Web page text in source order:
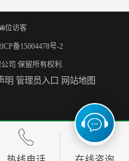
生产的醇分塔用UYB-40B电容式液位变送器
位访客
备15004478号-2
司 保留所有权利.
明 管理员入口 网站地图